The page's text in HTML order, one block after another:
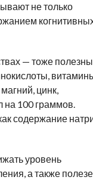
не только
— тоже
цинк,
на 100 граммов.
содержание
уровень
а также